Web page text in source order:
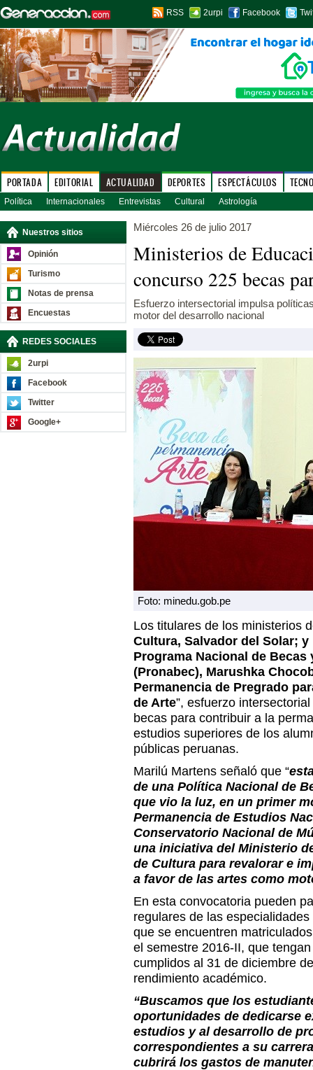
RSS 2urpi Facebook
PORTADA EDITORIAL ACTUALIDAD DEPORTES ESPECTÁCULOS
Política Internacionales Entrevistas Cultural Astrología
Nuestros sitios
Opinión
Turismo
Notas de prensa
Encuestas
REDES SOCIALES
2urpi
Facebook
Twitter
Google+
Miércoles 26 de julio 2017
Ministerios de
concurso 225 becas
Esfuerzo intersectorial impulsa
motor del desarrollo nacional
Foto: minedu.gob.pe
Los titulares de los ministerios
Cultura, Salvador del Solar;
Programa Nacional de
(Pronabec), Marushka
Permanencia de Pregrado
de Arte”, esfuerzo
becas para contribuir a la
estudios superiores de los
públicas peruanas.
Marilú Martens señaló que “
de una Política Nacional de
que vio la luz, en un primer
Permanencia de Estudios
Conservatorio Nacional de
una iniciativa del Ministerio
de Cultura para revalorar e
a favor de las artes como
En esta convocatoria pueden
regulares de las
que se encuentren
el semestre 2016-II, que
cumplidos al 31 de diciembre
rendimiento académico.
“Buscamos que los
oportunidades de dedicarse
estudios y al desarrollo de
correspondientes a su
cubrirá los gastos de